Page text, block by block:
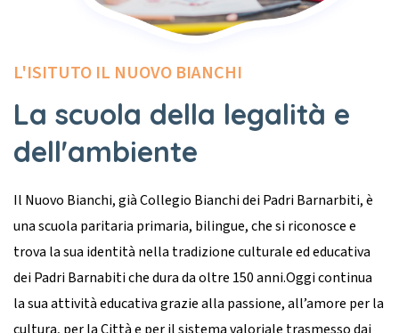
L'ISITUTO IL NUOVO BIANCHI
La scuola della legalità e
dell'ambiente
Il Nuovo Bianchi, già Collegio Bianchi dei Padri Barnarbiti, è
una scuola paritaria primaria, bilingue, che si riconosce e
trova la sua identità nella tradizione culturale ed educativa
dei Padri Barnabiti che dura da oltre 150 anni.Oggi continua
la sua attività educativa grazie alla passione, all’amore per la